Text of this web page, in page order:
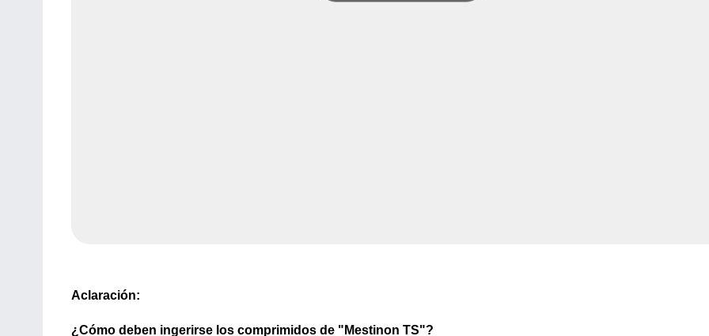
Aclaración:
¿Cómo deben ingerirse los comprimidos de "Mestinon TS"?